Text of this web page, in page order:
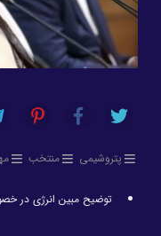
پتروشیمی منتخب
توضیح مبین انرژی در